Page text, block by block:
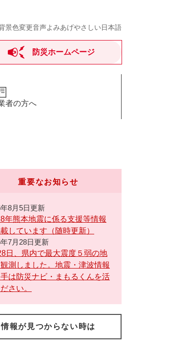
景色変更音声よみあげやさしい日本語
防災ホームページ
者の方へ
重要なお知らせ
8月5日更新
年熊本地震に係る支援等情報
しています（随時更新）
7月28日更新
日、県内で最大震度５弱の地
測しました。地震・津波情報
は防災ナビ・まもるくんを活
さい。
情報が見つからない時は